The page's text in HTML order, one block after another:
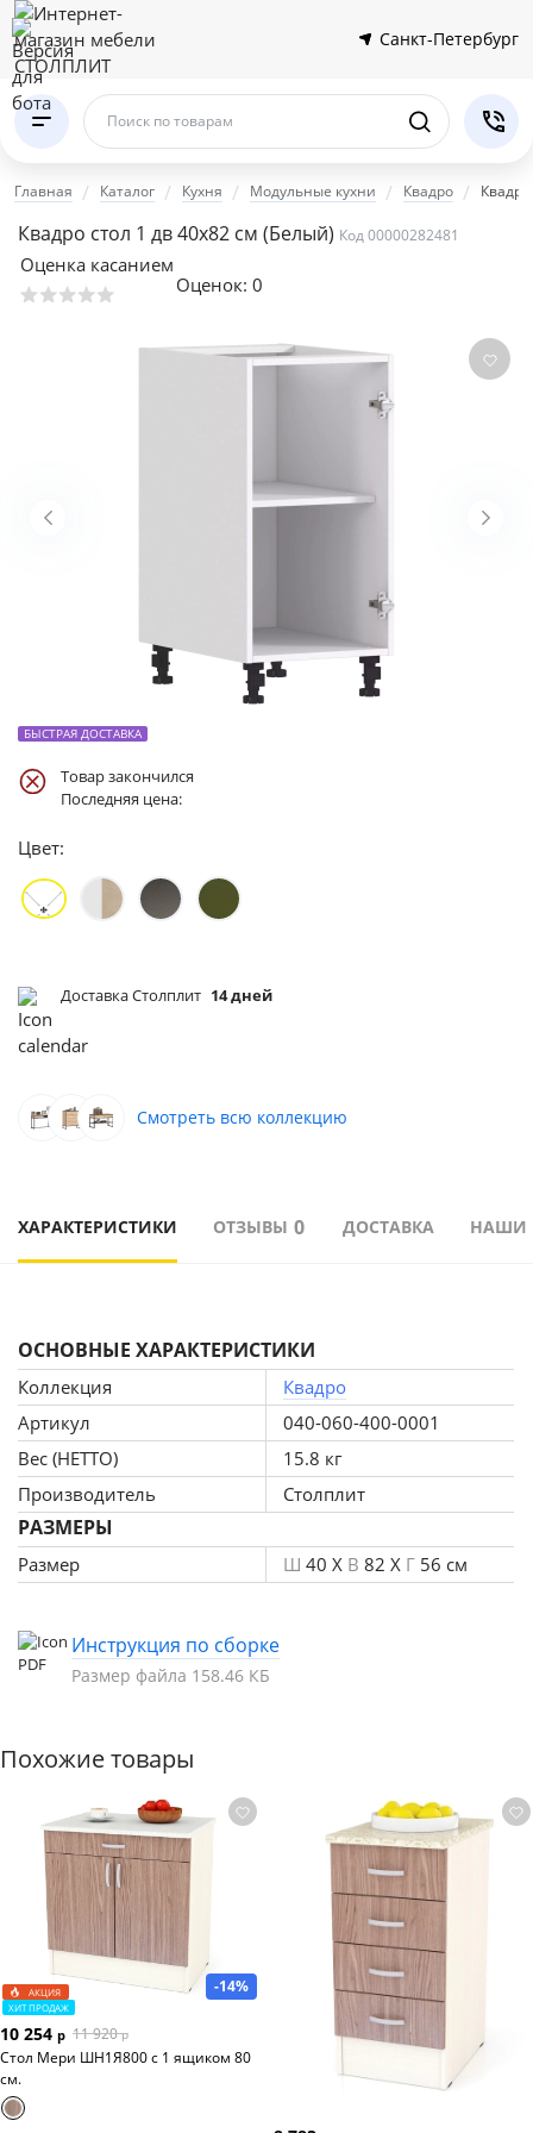
Санкт-Петербург
Поиск по товарам
Главная Каталог Кухня Модульные кухни Квадро
Квадро стол 1 дв 40х82 см (Белый) Код 00000282481
Оценка касанием
Оценок: 0
БЫСТРАЯ ДОСТАВКА
Товар закончился
Последняя цена:
Цвет:
Доставка Столплит 14 дней
Смотреть всю коллекцию
ХАРАКТЕРИСТИКИ ОТЗЫВЫ 0 ДОСТАВКА НАШИ
ОСНОВНЫЕ ХАРАКТЕРИСТИКИ
Коллекция
Квадро
Артикул
040-060-400-0001
Вес (НЕТТО)
15.8 кг
Производитель
Столплит
РАЗМЕРЫ
Размер Ш 40 X В 82 X Г 56 см
Инструкция по сборке
Размер файла 158.46 КБ
Похожие товары
-14%
АКЦИЯ
ХИТ ПРОДАЖ
10 254 р 11 920 р
Стол Мери ШН1Я800 с 1 ящиком 80
см.